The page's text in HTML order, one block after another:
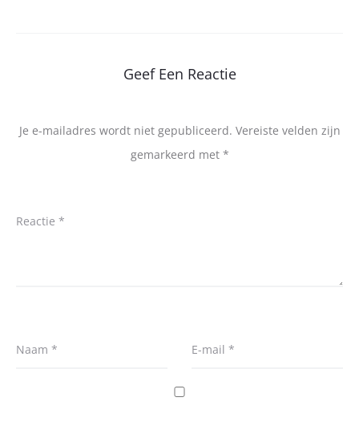
Geef Een Reactie
Je e-mailadres wordt niet gepubliceerd. Vereiste velden zijn
gemarkeerd met *
Reactie *
Naam * E-mail *